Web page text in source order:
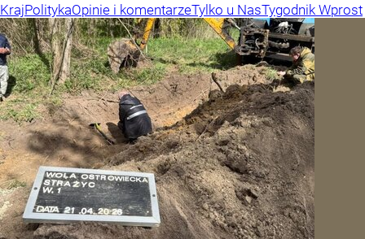
KrajPolitykaOpinie i komentarzeTylko u NasTygodnik Wprost